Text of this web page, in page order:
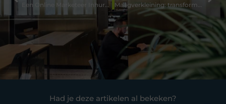
Had je deze artikelen al bekeken?
Een Online Marketeer Inhuren: De Sleutel tot Digitale Groei Maagverkleining: transformatie van levensstijl